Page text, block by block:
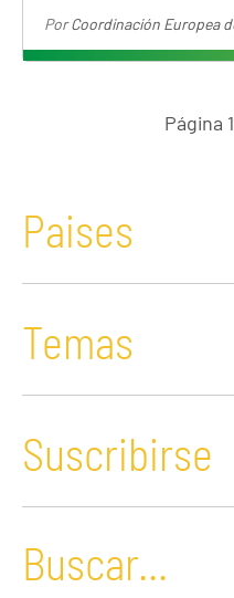
PorCoordinación Europea
Página
Paises
Temas
Suscribirse